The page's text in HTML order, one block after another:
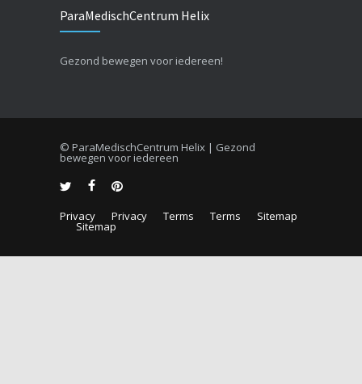
ParaMedischCentrum Helix
Gezond bewegen voor iedereen!
© ParaMedischCentrum Helix | Gezond
bewegen voor iedereen
Privacy Privacy Terms Terms Sitemap
Sitemap